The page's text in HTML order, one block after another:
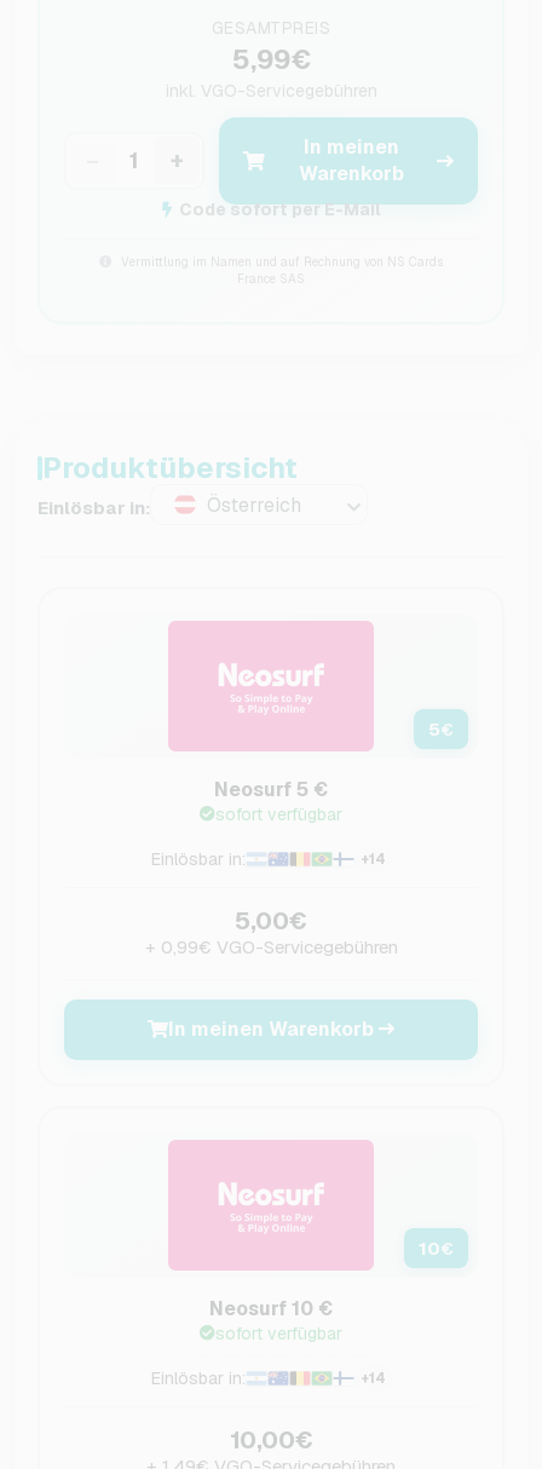
GESAMTPREIS
5,99€
inkl. VGO-Servicegebühren
+
In meinen
Warenkorb
Code sofort per E-Mail
Vermittlung im Namen und auf Rechnung von NS Cards
France SAS
Produktübersicht
Einlösbar in: Österreich
5€
Neosurf 5 €
sofort verfügbar
Einlösbar in: +14
5,00€
+ 0,99€ VGO-Servicegebühren
In meinen Warenkorb
10€
Neosurf 10 €
sofort verfügbar
Einlösbar in: +14
10,00€